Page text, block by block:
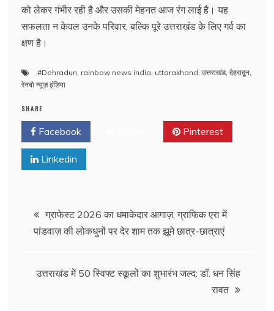
को लेकर गंभीर रही है और उसकी मेहनत आज रंग लाई है। यह
सफलता न केवल उनके परिवार, बल्कि पूरे उत्तराखंड के लिए गर्व का
क्षण है।
#Dehradun, rainbow news india, uttarakhand, उत्तराखंड, देहरादून,
रेनबो न्यूज़ इंडिया
SHARE
Facebook Pinterest
Linkedin
Post
navigation
ग्राफेस्ट 2026 का धमाकेदार आगाज़, ग्राफिक एरा में
पांडवाज़ की लोकधुनों पर देर शाम तक झूमे छात्र-छात्राएं
उत्तराखंड में 50 स्विफ्ट स्कूलों का शुभारंभ जल्द: डाॅ. धन सिंह
रावत